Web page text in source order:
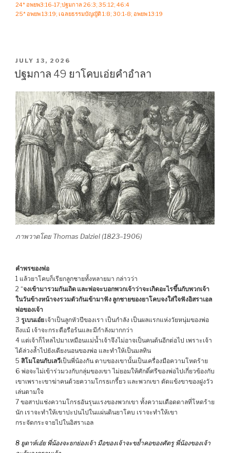
24* อพยพ3:16-17;ปฐมกาล 26:3; 35:12; 46:4
25* อพยพ 13:19; เฉลยธรรมบัญญัติ 1:8; 30:1-8; อพยพ 13:19
POSTED
ON
JULY 13, 2026
ปฐมกาล 49 ยาโคบเอ่ยคำอำลา
ภาพวาดโดย Thomas Dalziel (1823–1906)
คำพรของพ่อ
1 แล้วยาโคบก็เรียกลูกชายทั้งหลายมา กล่าวว่า
2 “จงเข้ามารวมกันเถิด และพ่อจะบอกพวกเจ้าว่าจะเกิดอะไรขึ้นกับพวกเจ้า
ในวันข้างหน้าจงรวมตัวกันเข้ามาฟัง ลูกชายของยาโคบจงใส่ใจฟังอิสราเอล
พ่อของเจ้า
3 รูเบนเอ๋ย เจ้าเป็นลูกหัวปีของเรา เป็นกำลัง เป็นผลแรกแห่งวัยหนุ่มของพ่อ
ถึงแม้ เจ้าจะกระตือรือร้นและมีกำลังมากกว่า
4 แต่เจ้าก็ไหลไปมาเหมือนแม่น้ำเจ้าจึงไม่อาจเป็นคนต้นอีกต่อไป เพราะเจ้า
ได้ล่วงล้ำไปยังเตียงนอนของพ่อ และทำให้เป็นมลทิน
5 สิโมโอนกับเลวีเป็นพี่น้องกัน ดาบของเขานั้นเป็นเครื่องมือความโหดร้าย
6 พ่อจะไม่เข้าร่วมวงกับกลุ่มของเขา ไม่ยอมให้ศักดิ์ศรีของพ่อไปเกี่ยวข้องกับ
เขาเพราะเขาฆ่าคนด้วยความโกรธเกรี้ยว และพวกเขา ตัดแข้งขาของฝูงวัว
เล่นตามใจ
7 ขอสาปแช่งความโกรธอันรุนแรงของพวกเขา ทั้งความเดือดดาลที่โหดร้าย
นัก เราจะทำให้เขาปะปนไปในแผ่นดินยาโคบ เราจะทำให้เขา
กระจัดกระจายไปในอิสราเอล
8 ยูดาห์เอ๋ย พี่น้องจะยกย่องเจ้า มือของเจ้าจะขย้ำคอของศัตรู พี่น้องของเจ้า